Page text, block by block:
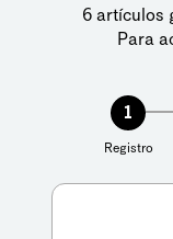
6 artículos
Para
1
Registro